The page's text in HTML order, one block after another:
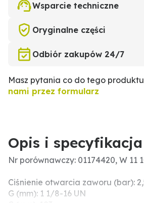
Wsparcie techniczne
Oryginalne części
Odbiór zakupów 24/7
Masz pytania co do tego
nami przez formularz
Opis i specyfikacja
Nr porównawczy: 01174420, W 11
Ciśnienie otwarcia zaworu (bar):
G (mm): 1 1/8-16 UN